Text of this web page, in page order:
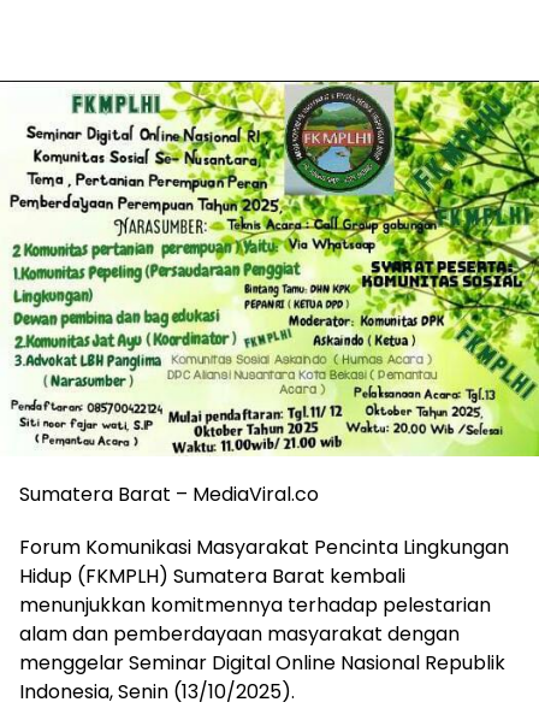
Sumatera Barat – MediaViral.co
Forum Komunikasi Masyarakat Pencinta Lingkungan
Hidup (FKMPLH) Sumatera Barat kembali
menunjukkan komitmennya terhadap pelestarian
alam dan pemberdayaan masyarakat dengan
menggelar Seminar Digital Online Nasional Republik
Indonesia, Senin (13/10/2025).